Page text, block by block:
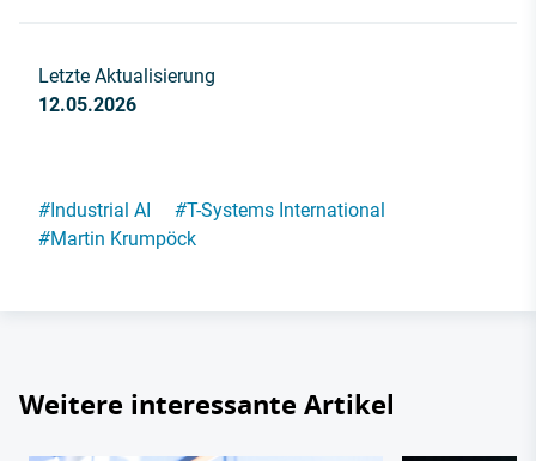
Letzte Aktualisierung
12.05.2026
#Industrial AI #T-Systems International
#Martin Krumpöck
Weitere interessante Artikel